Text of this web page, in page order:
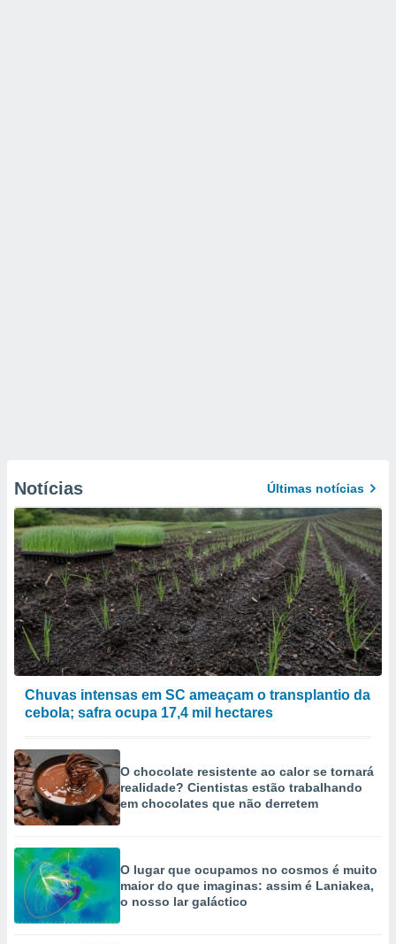
Notícias Últimas notícias
Chuvas intensas em SC ameaçam o transplantio da
cebola; safra ocupa 17,4 mil hectares
O chocolate resistente ao calor se tornará
realidade? Cientistas estão trabalhando
em chocolates que não derretem
O lugar que ocupamos no cosmos é muito
maior do que imaginas: assim é Laniakea,
o nosso lar galáctico